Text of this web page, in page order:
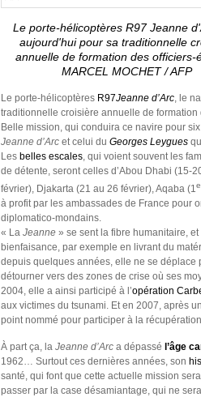
Le porte-hélicoptères R97 Jeanne
aujourd'hui pour sa traditionnelle
annuelle de formation des officiers-
MARCEL MOCHET / AFP
Le porte-hélicoptères R97Jeanne d’Arc, le
traditionnelle croisière annuelle de
Belle mission, qui conduira ce navire pour
Jeanne d’Arc et celui du Georges Leygues
Les belles escales, qui voient souvent les
de détente, seront celles d’Abou Dhabi (15-
février), Djakarta (21 au 26 février), Aqaba (1
à profit par les ambassades de France pour
diplomatico-mondains.
« La Jeanne » se sent la fibre humanitaire,
bienfaisance, par exemple en livrant du
depuis quelques années, elle ne se déplace
détourner vers des zones de crise où ses
2004, elle a ainsi participé à l’opération
aux victimes du tsunami. Et en 2007, après
point nommé pour participer à la
À part ça, la Jeanne d’Arc a dépassé l’âge
1962… Surtout ces dernières années, son
santé, qui font que cette actuelle mission
passer par la case désamiantage, qui ne